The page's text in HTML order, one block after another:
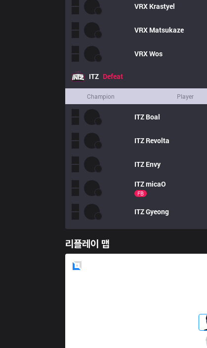
VRX Krastyel
VRX Matsukaze
VRXWos
ITZ Defeat
Champion Player
ITZ Boal
ITZ Revolta
ITZ Envy
ITZmicaO
FB
ITZGyeong
리플레이 맵